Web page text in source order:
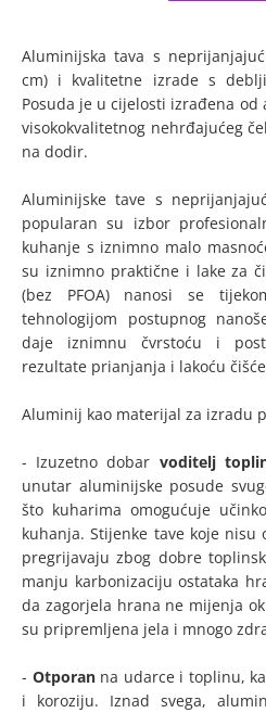
Aluminijska tava s
cm) i kvalitetne izrade s
Posuda je u cijelosti izrađena
visokokvalitetnog nehrđajućeg
na dodir.
Aluminijske tave s
popularan su izbor
kuhanje s iznimno malo
su iznimno praktične i lake za
(bez PFOA) nanosi se
tehnologijom postupnog
daje iznimnu čvrstoću i
rezultate prianjanja i lakoću
Aluminij kao materijal za izradu
- Izuzetno dobar voditelj
unutar aluminijske posude
što kuharima omogućuje
kuhanja. Stijenke tave koje nisu
pregrijavaju zbog dobre
manju karbonizaciju ostataka
da zagorjela hrana ne mijenja
su pripremljena jela i mnogo
- Otporanna udarce i toplinu,
i koroziju. Iznad svega,